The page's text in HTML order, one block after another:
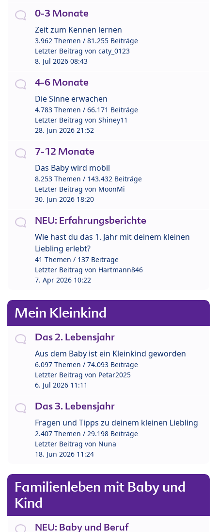
0-3 Monate
Zeit zum Kennen lernen
3.962 Themen / 81.255 Beiträge
Letzter Beitrag von caty_0123
8. Jul 2026 08:43
4-6 Monate
Die Sinne erwachen
4.783 Themen / 66.171 Beiträge
Letzter Beitrag von Shiney11
28. Jun 2026 21:52
7-12 Monate
Das Baby wird mobil
8.253 Themen / 143.432 Beiträge
Letzter Beitrag von MoonMi
30. Jun 2026 18:20
NEU: Erfahrungsberichte
Wie hast du das 1. Jahr mit deinem kleinen
Liebling erlebt?
41 Themen / 137 Beiträge
Letzter Beitrag von Hartmann846
7. Apr 2026 10:22
Mein Kleinkind
Das 2. Lebensjahr
Aus dem Baby ist ein Kleinkind geworden
6.097 Themen / 74.093 Beiträge
Letzter Beitrag von Petar2025
6. Jul 2026 11:11
Das 3. Lebensjahr
Fragen und Tipps zu deinem kleinen Liebling
2.407 Themen / 29.198 Beiträge
Letzter Beitrag von Nuna
18. Jun 2026 11:24
Familienleben mit Baby und
Kind
NEU: Baby und Beruf